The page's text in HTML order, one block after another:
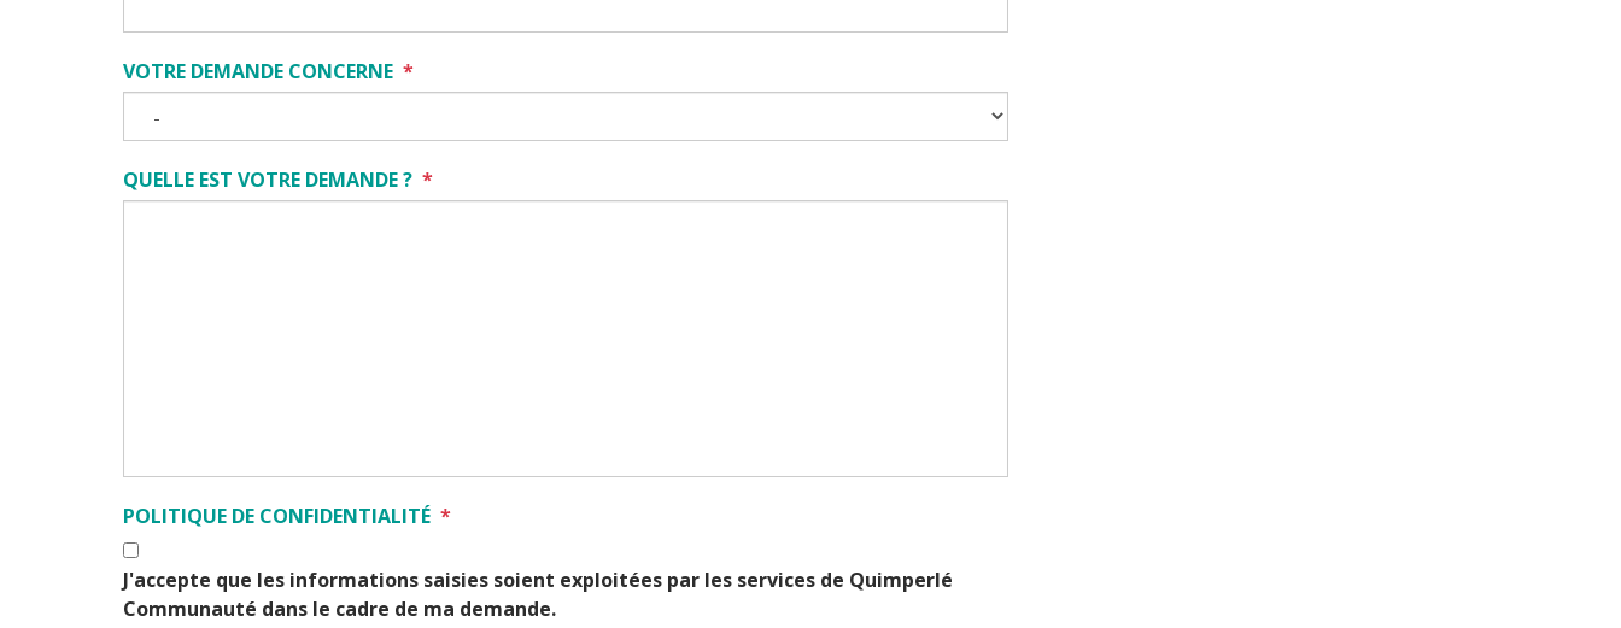
VOTRE DEMANDE CONCERNE *
QUELLE EST VOTRE DEMANDE ? *
POLITIQUE DE CONFIDENTIALITÉ *
J'accepte que les informations saisies soient exploitées par les services de Quimperlé
Communauté dans le cadre de ma demande.